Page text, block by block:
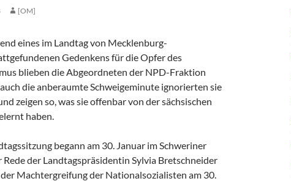
[OM]
eines im Landtag von Mecklenburg-
Gedenkens für die Opfer des
blieben die Abgeordneten der NPD-Fraktion
die anberaumte Schweigeminute ignorierten sie
zeigen so, was sie offenbar von der sächsischen
haben.
begann am 30. Januar im Schweriner
Rede der Landtagspräsidentin Sylvia Bretschneider
der Machtergreifung der Nationalsozialisten am 30.